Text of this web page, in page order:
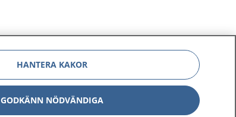
HANTERA KAKOR
GODKÄNN NÖDVÄNDIGA